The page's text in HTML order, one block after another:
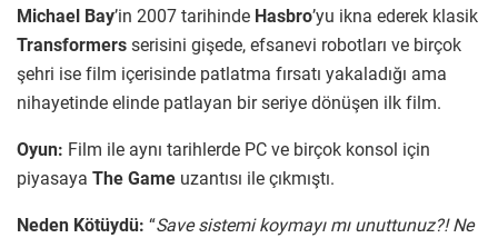
Michael Bay’in 2007 tarihinde Hasbro’yu ikna ederek klasik
Transformers serisini gişede, efsanevi robotları ve birçok
şehri ise film içerisinde patlatma fırsatı yakaladığı ama
nihayetinde elinde patlayan bir seriye dönüşen ilk film.
Oyun: Film ile aynı tarihlerde PC ve birçok konsol için
piyasaya The Game uzantısı ile çıkmıştı.
Neden Kötüydü: “Save sistemi koymayı mı unuttunuz?! Ne